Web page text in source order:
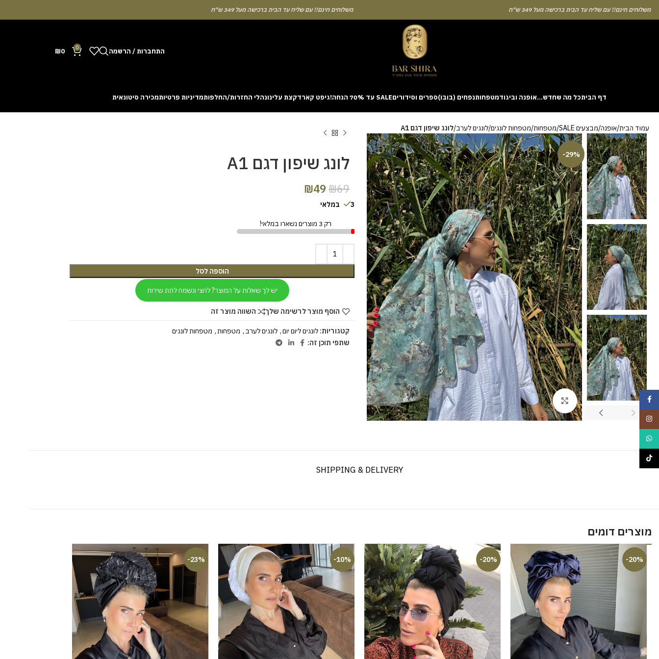
חינם!! עם שליח עד הבית ברכישה מעל 349 ש"ח משלוחים חינם!! עם שליח עד הבית ברכישה מעל 349 ש"ח
התחברות / הרשמה 0
₪0
דף הביתכל מה שחדש…אופנה וביגודמטפחותנפחים (בובו)ספרים וסידוריםSALE עד 70% הנחה! גיפט קארדקצת עלינונהלי החזרות/החלפותמדיניות פרטיותמכירה סיטונאית
cash out before a rising multiplier disappears from view. Learning the rhythm can take a few attempts. A helpful way to begin without risk is to use the Aviator demo mode and familiarise yourself
with the interface. Some enthusiasts share tactics on sites like [aviatordreamliner.com] where they discuss the statistical probability of long sessions. Reading these guides often reveals how the
provably fair system guarantees genuine randomness for every single bet you decide to place.
עמוד הבית אופנה מבצעים SALE מטפחות מטפחות לונגים לונגים לערב לונג שיפון דגם A1
-29%
Click to enlarge
לונג שיפון דגם A1
₪69
₪49
3 במלאי
רק 3 מוצרים נשארו במלאי!
הוספה לסל
יש לך שאלות על המוצר? לחצי ונשמח לתת שירות
הוסף מוצר לרשימה שלך השווה מוצר זה
קטגוריות: לונגים ליום יום, לונגים לערב , מטפחות, מטפחות לונגים
שתפי תוכן זה:
SHIPPING & DELIVERY
מוצרים דומים
-20%
-20%
-10%
-23%
Facebook